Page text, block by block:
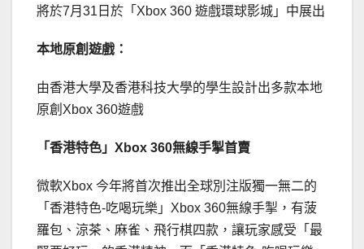
將於7月31日於「Xbox 360 遊戲環球影城」中展出
本地原創遊戲：
由香港大學及香港科技大學的學生設計出多款本地
原創Xbox 360遊戲
「香港特色」 Xbox 360無線手掣首賣
微軟Xbox 今年將首次推出全球別注版獨一無二的
「香港特色-吃喝玩樂」Xbox 360無線手掣，有菠
羅包、涼茶、麻雀、飛行棋四款，讓玩家感受「最